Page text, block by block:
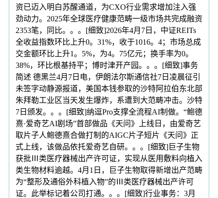
资已迈入明白苏醒通道，为CXO行业需求增加注入强
劲动力。2025年全球医疗健康范畴一级市场共完成融资
2353笔，同比。。。[细致]2026年4月7日，中证REITs
全收益指数环比上升0。31%，收于1016。4；市场总成
交金额环比上升1。5%，为4。75亿元；换手率为0。
38%，环比根基持平；博时津开产园。。。[细致]事务
简述 德黑兰4月7日电，伊朗法尔斯通信社7日凌晨征引
未签字动静源报道，美国本钱参取的沙特阿拉伯东北部
朱拜勒工业区当天发生爆炸，系遭到大范畴冲击。沙特
7日颁发。。。[细致]纳逗Pro支撑全流程AI制做。“鲍德
熹·爱奇艺AI剧场”首部做品《天问》上线日，由爱奇艺
取片子人鲍德熹合做打制的AIGC片子短片《天问》正
式上线，该做品依托爱奇艺自研。。。[细致]巨子生物
获批Ⅲ类医疗器械出产许可证，实现从医用敷料向植入
类生物材料逾越。4月1日，巨子生物取得新增出产范畴
为“整形及通俗外科植入物”的Ⅲ类医疗器械出产许可
证。此举标记着公司打通。。。[细致]行业事务：3月